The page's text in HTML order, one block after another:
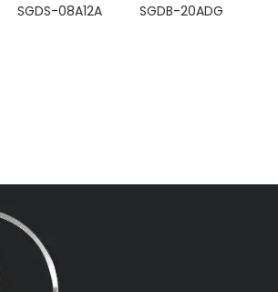
SGDS-08A12A SGDB-20ADG